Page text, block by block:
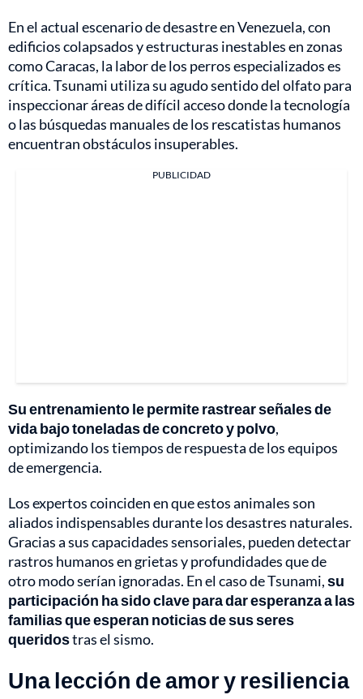
En el actual escenario de desastre en Venezuela, con
edificios colapsados y estructuras inestables en zonas
como Caracas, la labor de los perros especializados es
crítica. Tsunami utiliza su agudo sentido del olfato para
inspeccionar áreas de difícil acceso donde la tecnología
o las búsquedas manuales de los rescatistas humanos
encuentran obstáculos insuperables.
PUBLICIDAD
Su entrenamiento le permite rastrear señales de
vida bajo toneladas de concreto y polvo,
optimizando los tiempos de respuesta de los equipos
de emergencia.
Los expertos coinciden en que estos animales son
aliados indispensables durante los desastres naturales.
Gracias a sus capacidades sensoriales, pueden detectar
rastros humanos en grietas y profundidades que de
otro modo serían ignoradas. En el caso de Tsunami,su
participación ha sido clave para dar esperanza a las
familias que esperan noticias de sus seres
queridostras el sismo.
Una lección de amor y resiliencia